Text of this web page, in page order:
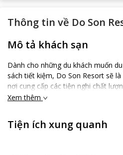
Thông tin về Do Son
Mô tả khách sạn
Dành cho những du khách muốn
sách tiết kiệm, Do Son Resort sẽ
nơi cung cấp các tiện nghi chất
Xem thêm
Tiện ích xung quanh